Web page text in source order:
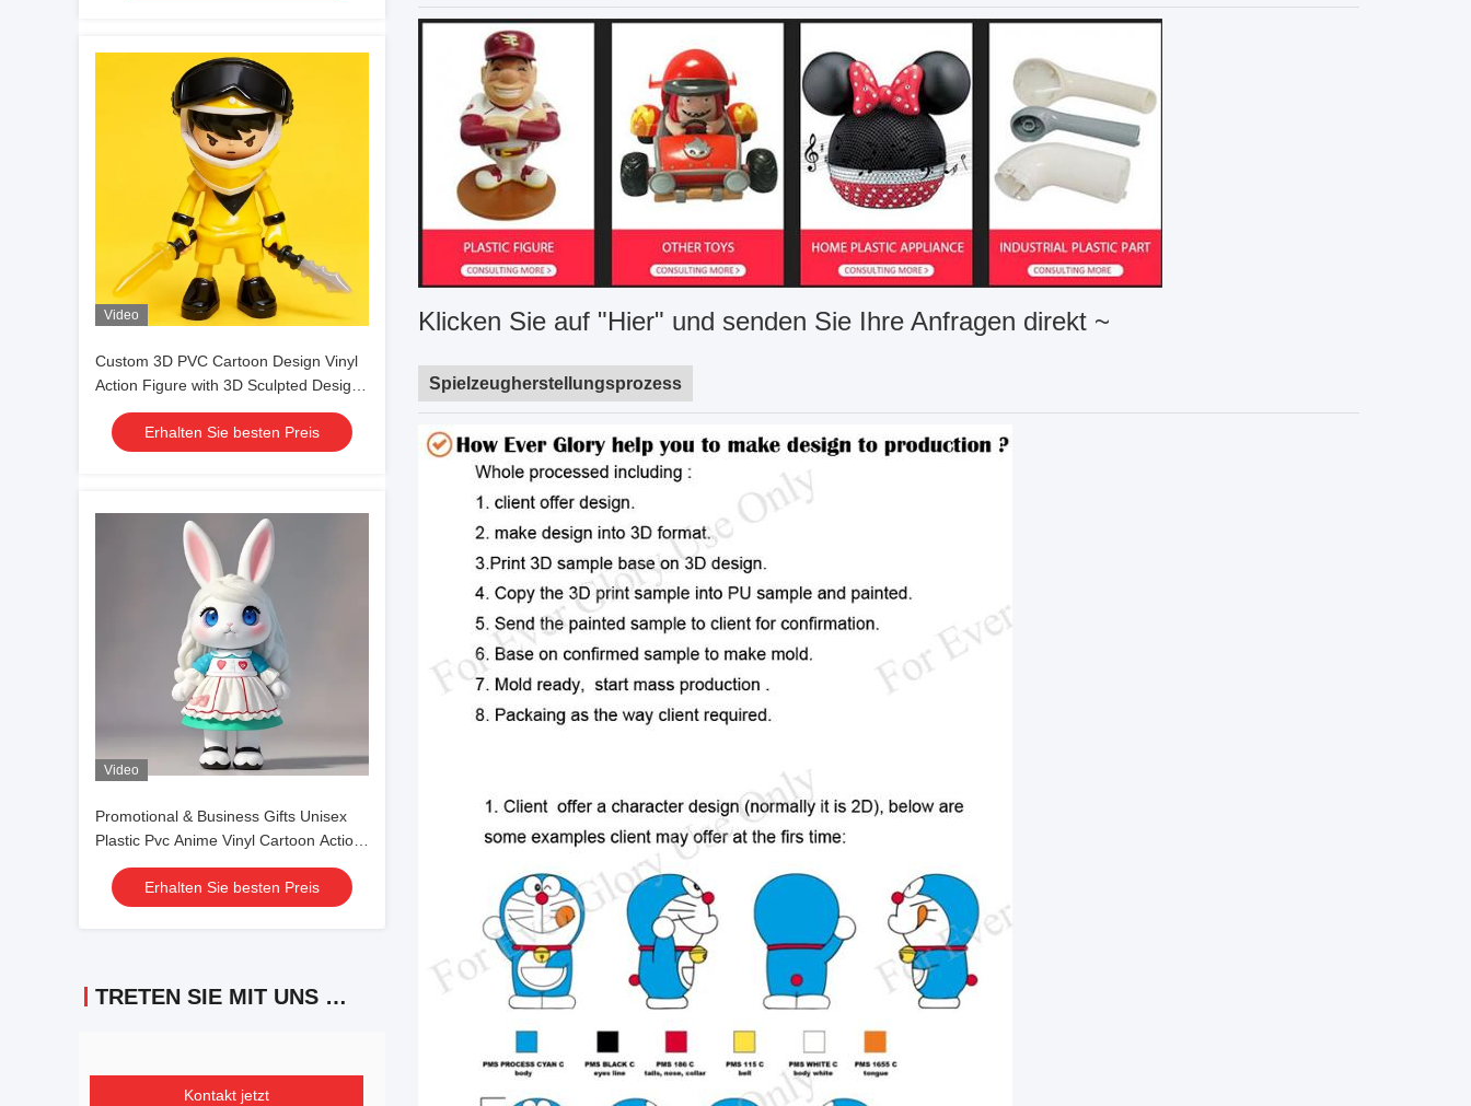
Video
Custom 3D PVC Cartoon Design Vinyl
Action Figure with 3D Sculpted Designs
for Ages 8 to 13 Years
Erhalten Sie besten Preis
Video
Promotional & Business Gifts Unisex
Plastic Pvc Anime Vinyl Cartoon Action
Figurine Odm Model Manufacturer
Erhalten Sie besten Preis
TRETEN SIE MIT UNS IN VERBINDUNG
Kontakt jetzt
Klicken Sie auf "Hier" und senden Sie Ihre Anfragen direkt ~
Spielzeugherstellungsprozess